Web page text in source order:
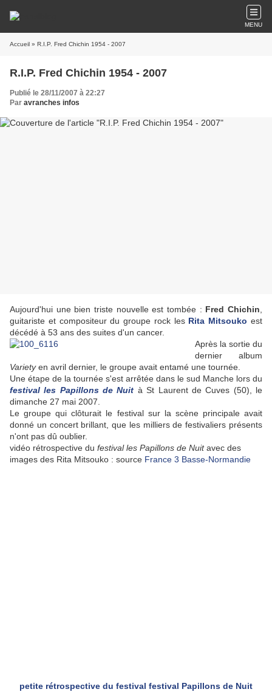
MENU
Accueil » R.I.P. Fred Chichin 1954 - 2007
R.I.P. Fred Chichin 1954 - 2007
Publié le 28/11/2007 à 22:27
Par avranches infos
Aujourd'hui une bien triste nouvelle est tombée : Fred Chichin
guitariste et compositeur du groupe rock les Rita Mitsouko est
décédé à 53 ans des suites d'un cancer.
Après la sortie du
dernier album
Varietyen avril dernier, le groupe avait entamé une tournée.
Une étape de la tournée s'est arrêtée dans le sud Manche lors du
festival les Papillons de Nuit à St Laurent de Cuves (50), le
dimanche 27 mai 2007.
Le groupe qui clôturait le festival sur la scène principale avait
donné un concert brillant, que les milliers de festivaliers présents
n'ont pas dû oublier.
vidéo rétrospective du festival les Papillons de Nuitavec des
images des Rita Mitsouko : source France 3 Basse-Normandie
petite rétrospective du festival festival Papillons de Nuit